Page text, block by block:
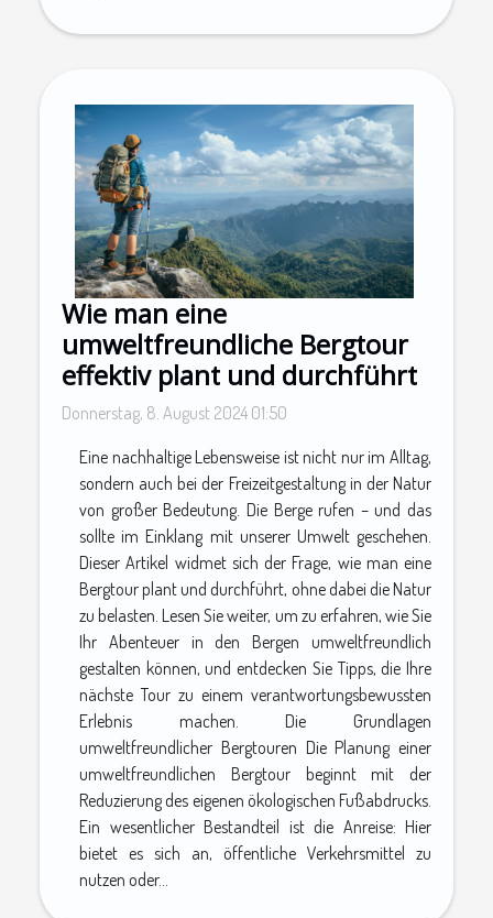
Wie man eine
umweltfreundliche Bergtour
effektiv plant und durchführt
Donnerstag, 8. August 2024 01:50
Eine nachhaltige Lebensweise ist nicht nur im Alltag,
sondern auch bei der Freizeitgestaltung in der Natur
von großer Bedeutung. Die Berge rufen – und das
sollte im Einklang mit unserer Umwelt geschehen.
Dieser Artikel widmet sich der Frage, wie man eine
Bergtour plant und durchführt, ohne dabei die Natur
zu belasten. Lesen Sie weiter, um zu erfahren, wie Sie
Ihr Abenteuer in den Bergen umweltfreundlich
gestalten können, und entdecken Sie Tipps, die Ihre
nächste Tour zu einem verantwortungsbewussten
Erlebnis machen. Die Grundlagen
umweltfreundlicher Bergtouren Die Planung einer
umweltfreundlichen Bergtour beginnt mit der
Reduzierung des eigenen ökologischen Fußabdrucks.
Ein wesentlicher Bestandteil ist die Anreise: Hier
bietet es sich an, öffentliche Verkehrsmittel zu
nutzen oder...